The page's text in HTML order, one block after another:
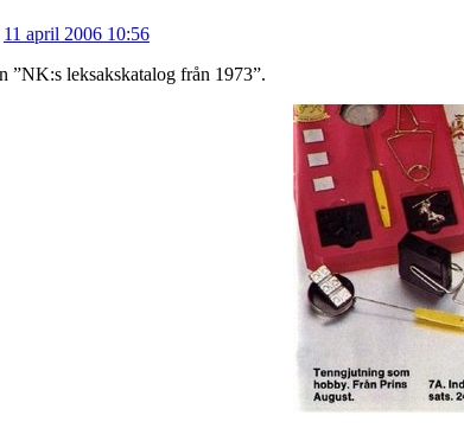
11 april 2006 10:56
”NK:s leksakskatalog från 1973”.